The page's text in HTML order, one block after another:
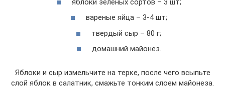
яблоки зеленых сортов – 3 шт;
вареные яйца – 3-4 шт;
твердый сыр – 80 г;
домашний майонез.
Яблоки и сыр измельчите на терке, после чего всыпьте
слой яблок в салатник, смажьте тонким слоем майонеза.